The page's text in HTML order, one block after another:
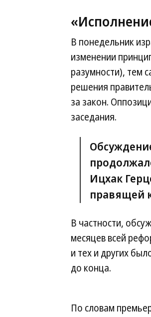
В понедельник
изменении
разумности), тем
решения
за закон.
заседания.
Ицхак
правящей
В частности,
месяцев всей
и тех и других
до конца.
По словам